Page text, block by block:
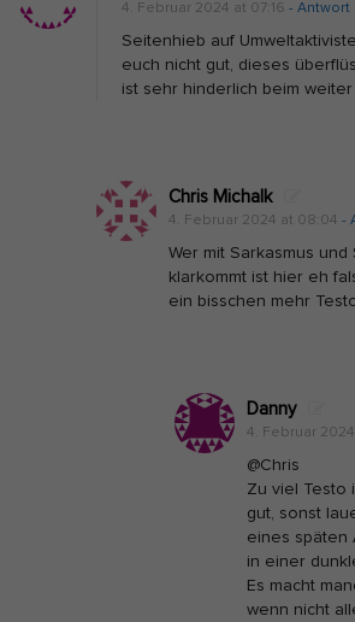
4. Februar 2024 at 07:16 - Antwort
Seitenhieb auf
euch nicht gut, dieses
ist sehr hinderlich beim
Chris Michalk
4. Februar 2024 at 08:04 -
Wer mit Sarkasmus
klarkommt ist hier eh
ein bisschen mehr
Danny
4. Februar
@Chris
Zu viel Testo
gut, sonst
eines späten
in einer
Es macht
wenn nicht